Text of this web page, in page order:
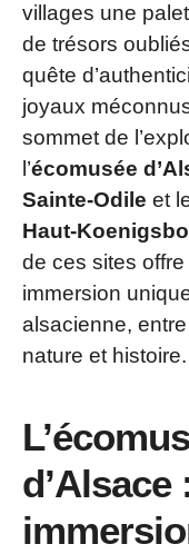
villages une
de trésors
quête
joyaux
sommet de
l’écomusée
Sainte-Odile et
Haut-
de ces sites offre
immersion
alsacienne,
nature et histoire.
d’Alsace